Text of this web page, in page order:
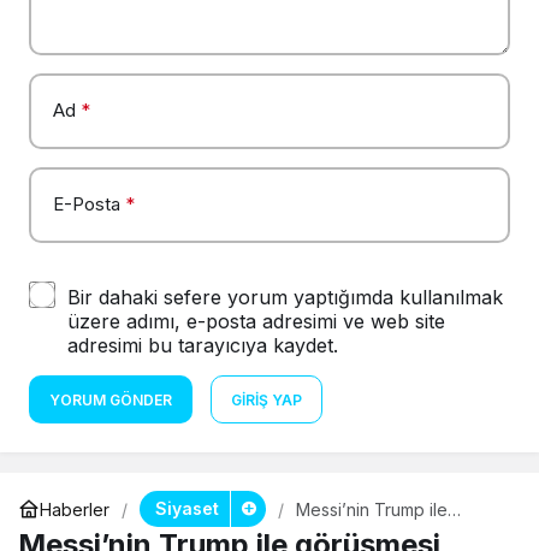
Ad *
E-Posta *
Bir dahaki sefere yorum yaptığımda kullanılmak
üzere adımı, e-posta adresimi ve web site
adresimi bu tarayıcıya kaydet.
YORUM GÖNDER GIRIŞ YAP
Haberler Siyaset
Messi’nin Trump ile
görüşmesi İran’da